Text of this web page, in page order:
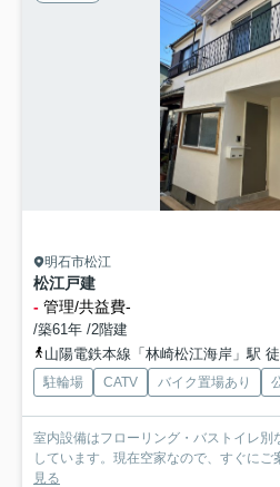
明石市松江
松江戸建
- 管理/共益費-
/築61年 /2階建
山陽電鉄本線「林崎松江海岸」駅
駐輪場 CATV バイク置場あり
室内設備はフローリング・バストイレ別
しています。現在空家なので、すぐにご
見る